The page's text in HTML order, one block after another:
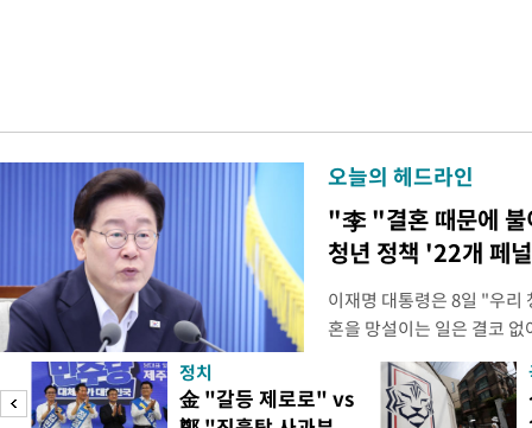
오늘의 헤드라인
"李 "결혼 때문에
청년 정책 '22개 페
이재명 대통령은 8일 "우리
혼을 망설이는 일은 결코
하는 제도가 있을 경우 편
다. 이 대통령은 이날 오후
로 찾은 결혼 페널티 22개'
정치
金 "갈등 제로로" vs